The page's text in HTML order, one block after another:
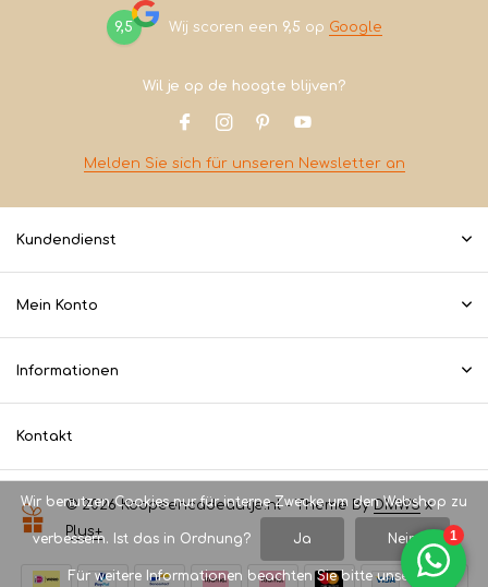
9,5 Wij scoren een 9,5 op Google
Wil je op de hoogte blijven?
Melden Sie sich für unseren Newsletter an
Kundendienst
Mein Konto
Informationen
Kontakt
© 2026 Koopeencadeautje.nl - Theme ByDMWSx
Plus+
Wir benutzen Cookies nur für interne Zwecke um den Webshop zu
verbessern. Ist das in Ordnung? Ja Nein
Für weitere Informationen beachten Sie bitte unsere